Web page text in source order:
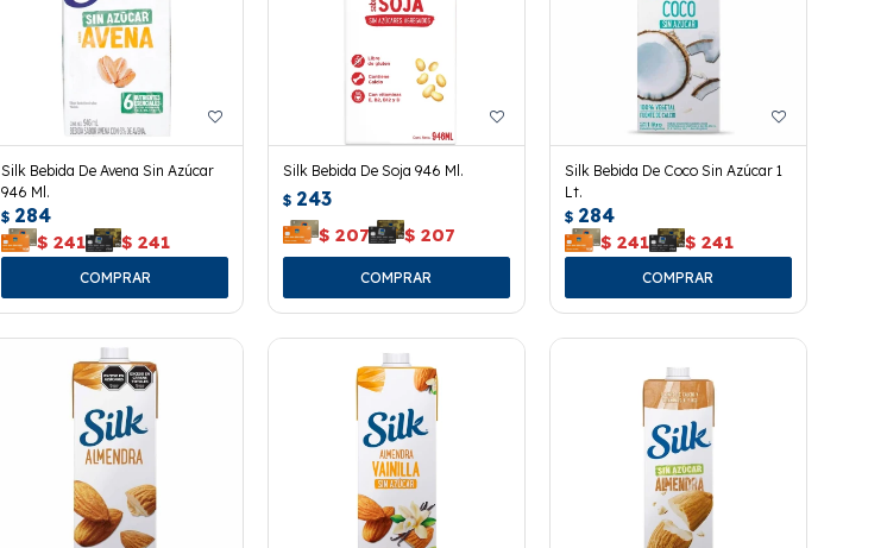
Silk Bebida De Avena Sin Azúcar
946 Ml.
$ 284
$ 241 $ 241
Silk Bebida De Soja 946 Ml.
$ 243
$ 207 $ 207
Silk Bebida De Coco Sin Azúcar 1
Lt.
$ 284
$ 241 $ 241